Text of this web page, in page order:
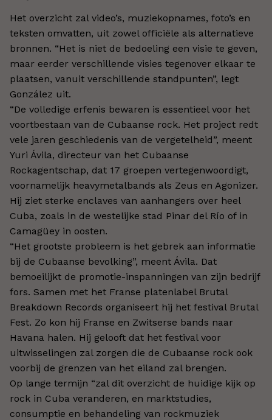
Het overzicht zal video’s, muziekopnames, foto’s en
teksten omvatten, uit zowel officiële als alternatieve
bronnen. “Het is niet de bedoeling een visie te geven,
maar eerder verschillende visies tegenover elkaar te
plaatsen, vanuit verschillende standpunten”, legt
González uit.
“De volledige erfenis bewaren is essentieel voor het
voortbestaan van de Cubaanse rock. Het project redt
vele jaren geschiedenis van de vergetelheid”, meent
Yuri Ávila, directeur van het Cubaanse
Rockagentschap, dat 17 groepen vertegenwoordigt,
voornamelijk heavymetalbands als Zeus en Agonizer.
Hij ziet sterke enclaves van aanhangers over heel
Cuba, zoals in de westelijke stad Pinar del Río of in
Camagüey in oosten.
“Het grootste probleem is het gebrek aan informatie
bij de Cubaanse bevolking”, meent Ávila. Dat
bemoeilijkt de promotie-inspanningen van zijn bedrijf
fors. Samen met het Franse platenlabel Brutal
Breakdown Records organiseert hij het festival Brutal
Fest. Zo kon hij Franse en Zwitserse bands naar
Havana halen. Hij gelooft dat het festival voor
uitwisselingen zal zorgen die de Cubaanse rock ook
voorbij de grenzen van het eiland zal brengen.
Op lange termijn “zal dit overzicht de huidige kijk op
rock in Cuba veranderen, en marktstudies,
consumptie en behandeling van rockmuziek